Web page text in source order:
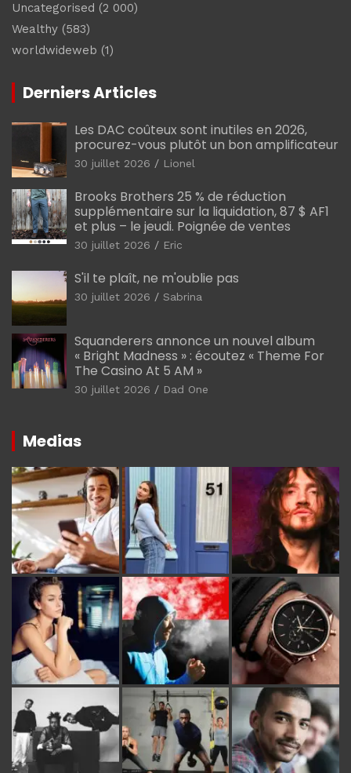
Uncategorised (2 000)
Wealthy (583)
worldwideweb (1)
Derniers Articles
Les DAC coûteux sont inutiles en 2026,
procurez-vous plutôt un bon amplificateur
30 juillet 2026 Lionel
Brooks Brothers 25 % de réduction
supplémentaire sur la liquidation, 87 $ AF1
et plus – le jeudi. Poignée de ventes
30 juillet 2026 Eric
S'il te plaît, ne m'oublie pas
30 juillet 2026 Sabrina
Squanderers annonce un nouvel album
« Bright Madness » : écoutez « Theme For
The Casino At 5 AM »
30 juillet 2026 Dad One
Medias